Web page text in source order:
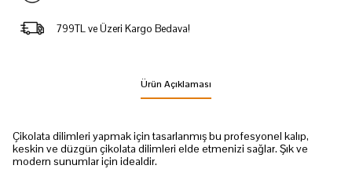
799TL ve Üzeri Kargo Bedava!
Ürün Açıklaması
Çikolata dilimleri yapmak için tasarlanmış bu profesyonel kalıp,
keskin ve düzgün çikolata dilimleri elde etmenizi sağlar. Şık ve
modern sunumlar için idealdir.